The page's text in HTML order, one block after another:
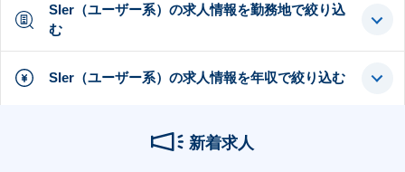
SIer（ユーザー系）の求人情報を勤務地で絞り込
む
SIer（ユーザー系）の求人情報を年収で絞り込む
新着求人